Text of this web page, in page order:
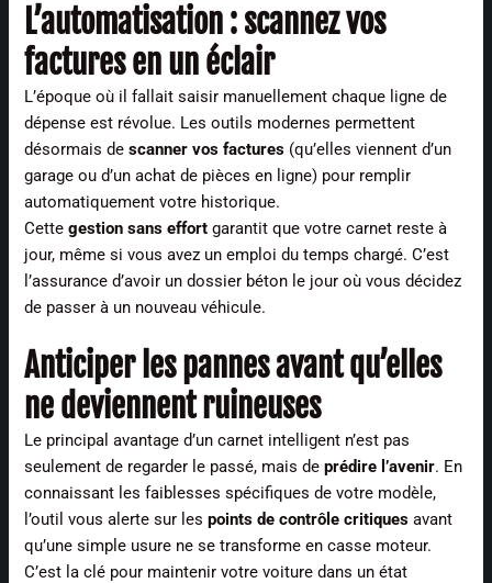
L’automatisation : scannez vos
factures en un éclair
L’époque où il fallait saisir manuellement chaque ligne de
dépense est révolue. Les outils modernes permettent
désormais descanner vos factures (qu’elles viennent d’un
garage ou d’un achat de pièces en ligne) pour remplir
automatiquement votre historique.
Cettegestion sans effort garantit que votre carnet reste à
jour, même si vous avez un emploi du temps chargé. C’est
l’assurance d’avoir un dossier béton le jour où vous décidez
de passer à un nouveau véhicule.
Anticiper les pannes avant qu’elles
ne deviennent ruineuses
Le principal avantage d’un carnet intelligent n’est pas
seulement de regarder le passé, mais deprédire l’avenir. En
connaissant les faiblesses spécifiques de votre modèle,
l’outil vous alerte sur lespoints de contrôle critiques avant
qu’une simple usure ne se transforme en casse moteur.
C’est la clé pour maintenir votre voiture dans un état